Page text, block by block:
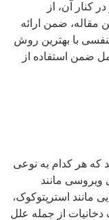
کنار آن، از
مقاله، ضمن ارائه
با بهترین روش
ضمن استفاده از
که هر کدام به نوعی
ویروسی مانند
مانند استرپتوکوک،
از جمله علل